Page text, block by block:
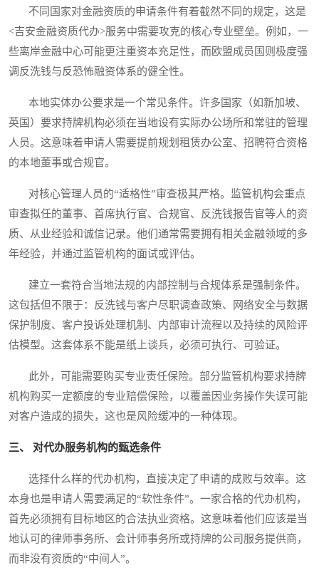
不同国家对金融资质的申请条件有着截然不同的规定，这是
<吉安金融资质代办>服务中需要攻克的核心专业壁垒。例如，一
些离岸金融中心可能更注重资本充足性，而欧盟成员国则极度强
调反洗钱与反恐怖融资体系的健全性。
本地实体办公要求是一个常见条件。许多国家（如新加坡、
英国）要求持牌机构必须在当地设有实际办公场所和常驻的管理
人员。这意味着申请人需要提前规划租赁办公室、招聘符合资格
的本地董事或合规官。
对核心管理人员的“适格性”审查极其严格。监管机构会重点
审查拟任的董事、首席执行官、合规官、反洗钱报告官等人的资
质、从业经验和诚信记录。他们通常需要拥有相关金融领域的多
年经验，并通过监管机构的面试或评估。
建立一套符合当地法规的内部控制与合规体系是强制条件。
这包括但不限于：反洗钱与客户尽职调查政策、网络安全与数据
保护制度、客户投诉处理机制、内部审计流程以及持续的风险评
估模型。这套体系不能是纸上谈兵，必须可执行、可验证。
此外，可能需要购买专业责任保险。部分监管机构要求持牌
机构购买一定额度的专业赔偿保险，以覆盖因业务操作失误可能
对客户造成的损失，这也是风险缓冲的一种体现。
三、 对代办服务机构的甄选条件
选择什么样的代办机构，直接决定了申请的成败与效率。这
本身也是申请人需要满足的“软性条件”。一家合格的代办机构，
首先必须拥有目标地区的合法执业资格。这意味着他们应该是当
地认可的律师事务所、会计师事务所或持牌的公司服务提供商，
而非没有资质的“中间人”。